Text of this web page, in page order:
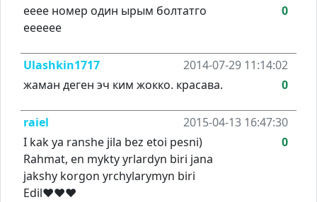
ееее номер один ырым болтатго
ееееее
0
Ulashkin1717
2014-07-29 11:14:02
жаман деген эч ким жокко. красава.
0
raiel
2015-04-13 16:47:30
I kak ya ranshe jila bez etoi pesni)
Rahmat, en mykty yrlardyn biri jana
jakshy korgon yrchylarymyn biri
Edil♥♥♥
0